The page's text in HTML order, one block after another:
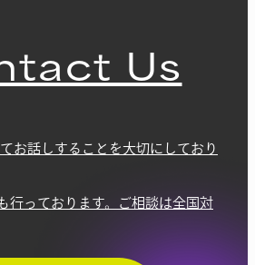
Us
お話しすることを大切にしており
行っております。ご相談は全国対